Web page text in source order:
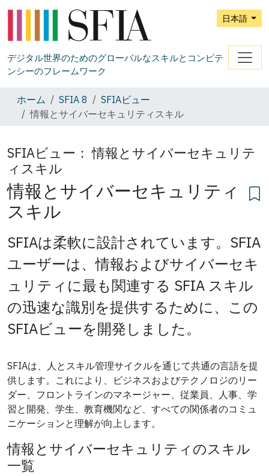
日本語
デジタル世界のためのグローバルなスキルとコンピテ
ンシーのフレームワーク
ホーム SFIA 8
SFIAビュー
情報とサイバーセキュリティスキル
SFIAビュー： 情報とサイバーセキュリテ
ィスキル
情報とサイバーセキュリティ
スキル
SFIAは柔軟に設計されています。SFIA
ユーザーは、情報およびサイバーセキ
ュリティに最も関連する SFIA スキル
の迅速な識別を提供するために、この
SFIAビューを開発しました。
SFIAは、人とスキル管理サイクルを通じて共通の言語を提
供します。これにより、ビジネスおよびテクノロジのリー
ダー、フロントラインのマネージャー、従業員、人事、学
習と開発、学生、教育機関など、すべての関係者のコミュ
ニケーションと理解が向上します。
情報とサイバーセキュリティのスキル
一覧